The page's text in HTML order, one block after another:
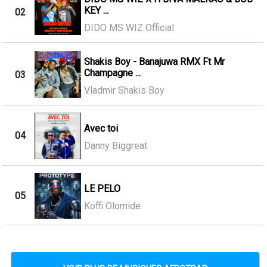
02
KEY ...
DIDO MS WIZ Official
03
Shakis Boy - Banajuwa RMX Ft Mr
Champagne ...
Vladmir Shakis Boy
04
Avec toi
Danny Biggreat
05
LE PELO
Koffi Olomide